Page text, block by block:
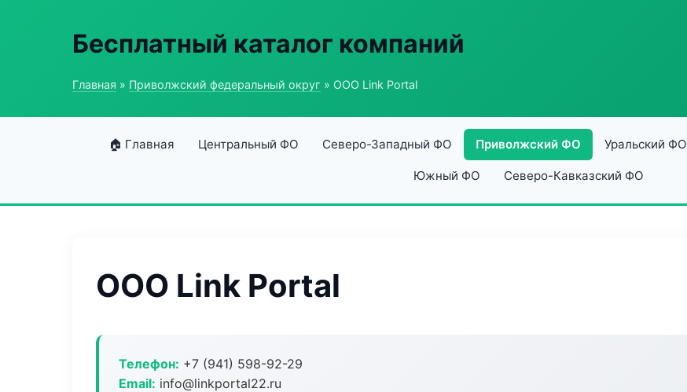
Бесплатный каталог компаний
Главная » Приволжский федеральный округ » ООО Link Portal
🏠 Главная Центральный ФО Северо-Западный ФО Приволжский ФО Уральский ФО
Южный ФО Северо-Кавказский ФО
ООО Link Portal
Телефон: +7 (941) 598-92-29
Email: info@linkportal22.ru